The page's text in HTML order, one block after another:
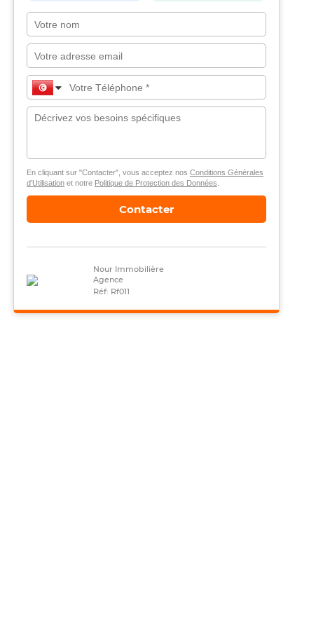
En cliquant sur "Contacter", vous acceptez nos Conditions Générales
d’Utilisationet notre Politique de Protection des Données
Contacter
Nour Immobilière
Agence
Réf: Rf011